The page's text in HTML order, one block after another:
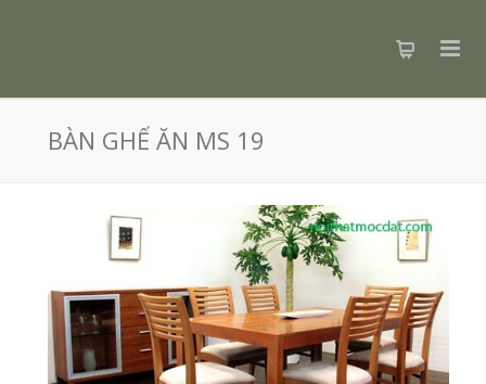
BÀN GHẾ ĂN MS 19